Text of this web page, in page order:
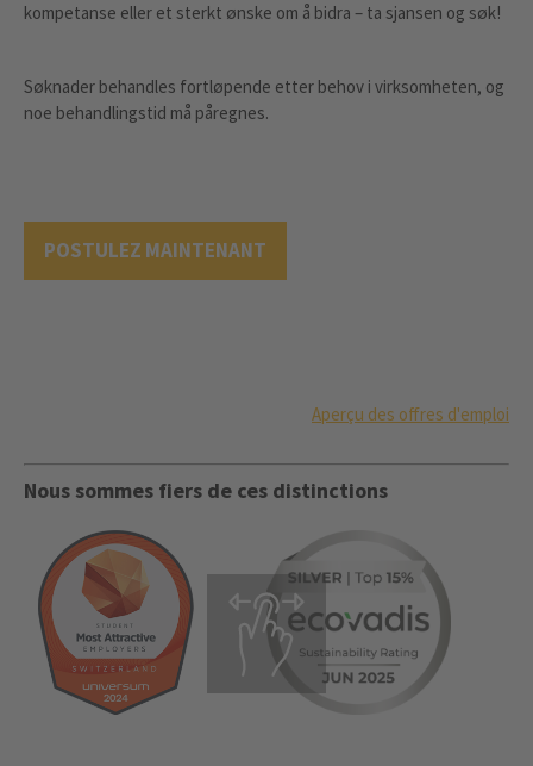
kompetanse eller et sterkt ønske om å bidra – ta sjansen og søk!
Søknader behandles fortløpende etter behov i virksomheten, og
noe behandlingstid må påregnes.
POSTULEZ MAINTENANT
Aperçu des offres d'emploi
Nous sommes fiers de ces distinctions